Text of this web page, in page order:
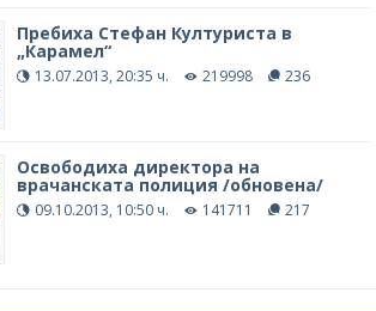
Пребиха Стефан Културиста в
„Карамел“
13.07.2013, 20:35 ч. 219998 236
Освободиха директора на
врачанската полиция /обновена/
09.10.2013, 10:50 ч. 141711 217